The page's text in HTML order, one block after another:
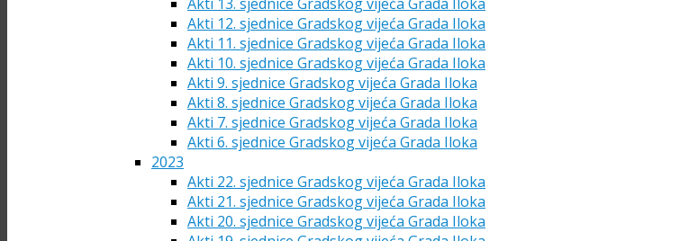
Akti 12. sjednice Gradskog vijeća Grada Iloka
Akti 11. sjednice Gradskog vijeća Grada Iloka
Akti 10. sjednice Gradskog vijeća Grada Iloka
Akti 9. sjednice Gradskog vijeća Grada Iloka
Akti 8. sjednice Gradskog vijeća Grada Iloka
Akti 7. sjednice Gradskog vijeća Grada Iloka
Akti 6. sjednice Gradskog vijeća Grada Iloka
2023
Akti 22. sjednice Gradskog vijeća Grada Iloka
Akti 21. sjednice Gradskog vijeća Grada Iloka
Akti 20. sjednice Gradskog vijeća Grada Iloka